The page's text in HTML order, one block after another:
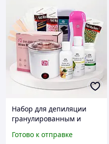
Набор для депиляции
гранулированным и
200-11 (11 предметов)
Готово к отправке